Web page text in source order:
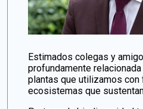
Estimados colegas y
profundamente
plantas que utilizamos
ecosistemas que